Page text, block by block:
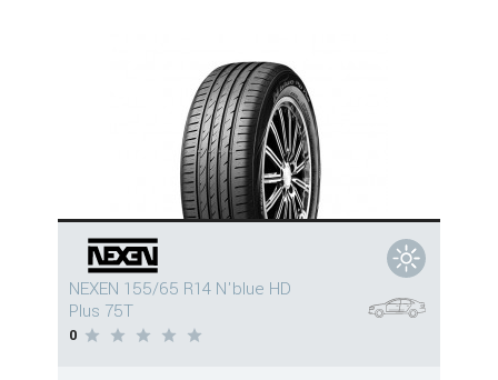
NEXEN 155/65 R14 N'blue HD
Plus 75T
0